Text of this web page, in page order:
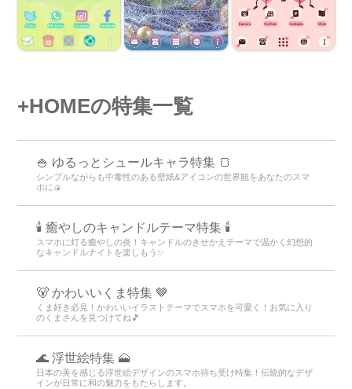
+HOMEの特集一覧
🍚 ゆるっとシュールキャラ特集 🍞
シンプルながらも中毒性のある壁紙&アイコンの世界観をあなたのスマ
ホに🍙
🕯️ 癒やしのキャンドルテーマ特集 🕯️
スマホに灯る癒やしの炎！キャンドルのきせかえテーマで温かく幻想的
なキャンドルナイトを楽しもう️✨️
🐻 かわいいくま特集 🤎
くま好き必見！かわいいイラストテーマでスマホを可愛く！お気に入り
のくまさんを見つけてね🎵
🌊 浮世絵特集 🗻
日本の美を感じる浮世絵デザインのスマホ待ち受け特集！伝統的なデザ
インが日常に和の魅力をもたらします。